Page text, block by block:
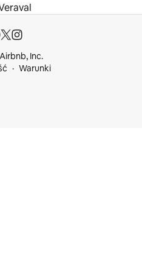
Inc.
Warunki